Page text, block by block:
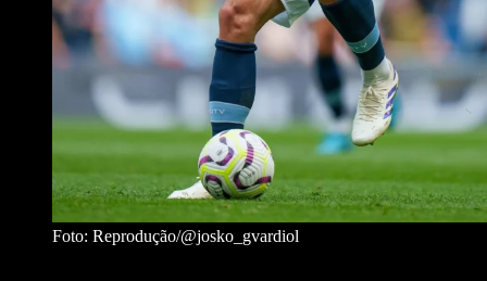
Foto: Reprodução/@josko_gvardiol